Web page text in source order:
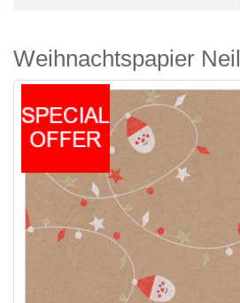
Weihnachtspapier Neil